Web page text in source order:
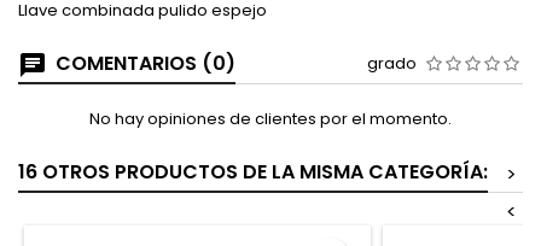
Llave combinada pulido espejo
COMENTARIOS (0) grado
No hay opiniones de clientes por el momento.
16 OTROS PRODUCTOS DE LA MISMA CATEGORÍA:
>
<